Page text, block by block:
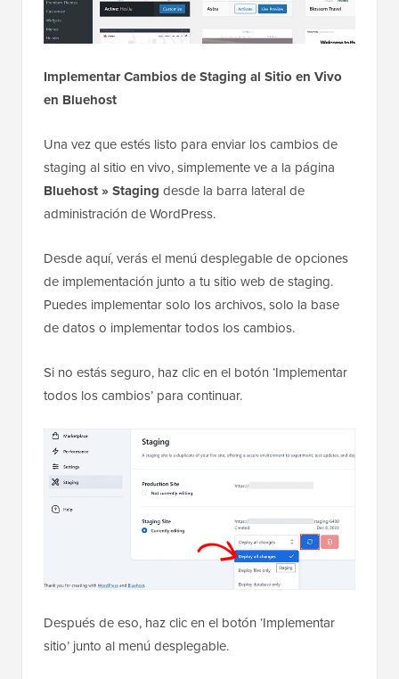
Implementar Cambios de Staging al Sitio en Vivo
en Bluehost
Una vez que estés listo para enviar los cambios de
staging al sitio en vivo, simplemente ve a la página
Bluehost » Staging desde la barra lateral de
administración de WordPress.
Desde aquí, verás el menú desplegable de opciones
de implementación junto a tu sitio web de staging.
Puedes implementar solo los archivos, solo la base
de datos o implementar todos los cambios.
Si no estás seguro, haz clic en el botón ‘Implementar
todos los cambios’ para continuar.
Después de eso, haz clic en el botón ‘Implementar
sitio’ junto al menú desplegable.